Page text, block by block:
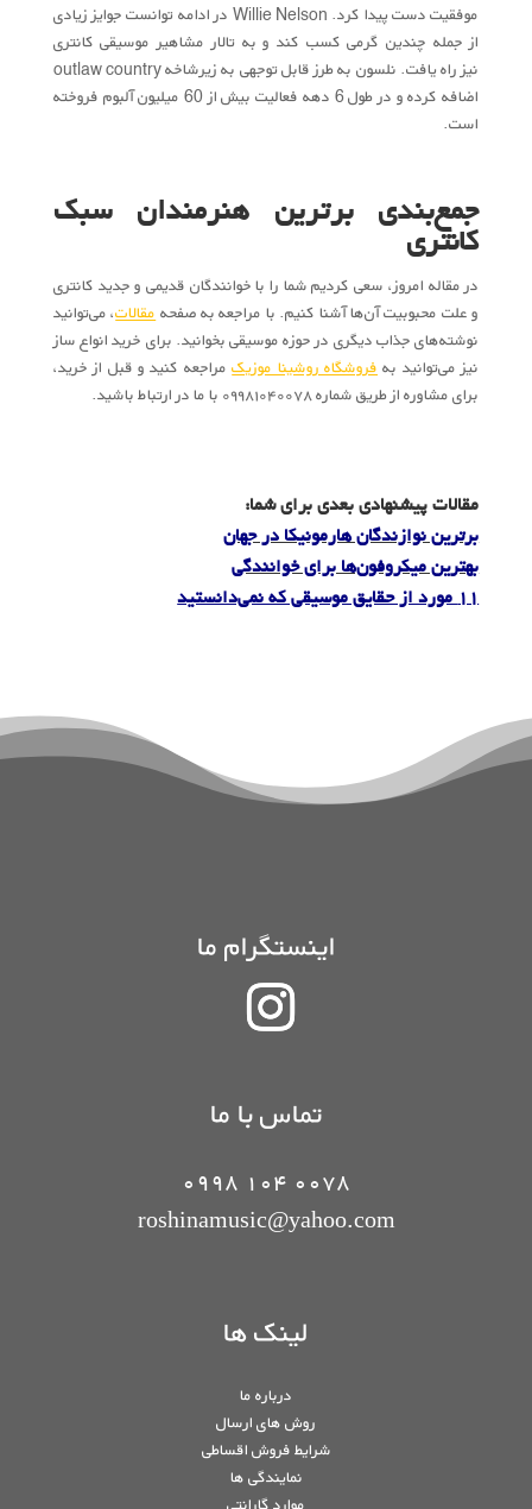
موفقیت‌ دست پیدا کرد. Willie Nelson در ادامه توانست جوایز زیادی
از جمله چندین گرمی کسب کند و به تالار مشاهیر موسیقی کانتری
نیز راه یافت. نلسون به طرز قابل توجهی به زیرشاخه outlaw country
اضافه کرده و در طول 6 دهه فعالیت بیش از 60 میلیون آلبوم فروخته
است.
جمع‌بندی برترین هنرمندان سبک
کانتری
در مقاله امروز، سعی کردیم شما را با خوانندگان قدیمی و جدید کانتری
و علت محبوبیت آن‌ها آشنا کنیم. با مراجعه به صفحه مقالات، می‌توانید
نوشته‌های جذاب دیگری در حوزه موسیقی بخوانید. برای خرید انواع ساز
نیز می‌توانید به فروشگاه روشینا موزیکمراجعه کنید و قبل از خرید،
برای مشاوره از طریق شماره ۰۹۹۸۱۰۴۰۰۷۸ با ما در ارتباط باشید.
مقالات پیشنهادی بعدی برای شما:
برترین نوازندگان هارمونیکا در جهان
بهترین میکروفون‌ها برای خوانندگی
11 مورد از حقایق موسیقی که نمی‌دانستید
اینستگرام ما
تماس با ما
0078 104 0998
roshinamusic@yahoo.com
لینک ها
درباره ما
روش های ارسال
شرایط فروش اقساطی
نمایندگی ها
موارد گارانتی